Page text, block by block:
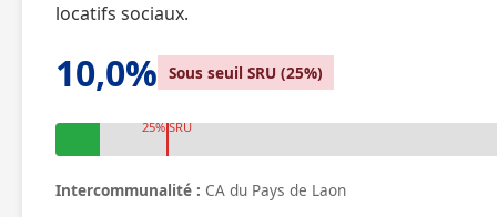
locatifs sociaux.
10,0% Sous seuil SRU (25%)
25% SRU
Intercommunalité : CA du Pays de Laon